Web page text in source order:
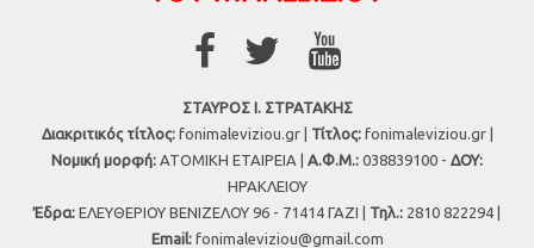
ΣΤΑΥΡΟΣ Ι. ΣΤΡΑΤΑΚΗΣ
Διακριτικός τίτλος:fonimaleviziou.gr | Τίτλος:fonimaleviziou.gr |
Νομική μορφή: ΑΤΟΜΙΚΗ ΕΤΑΙΡΕΙΑ | Α.Φ.Μ.: 038839100 - ΔΟΥ:
ΗΡΑΚΛΕΙΟΥ
Έδρα: ΕΛΕΥΘΕΡΙΟΥ ΒΕΝΙΖΕΛΟΥ 96 - 71414 ΓΑΖΙ | Τηλ.: 2810 822294 |
Εmail: fonimaleviziou@gmail.com